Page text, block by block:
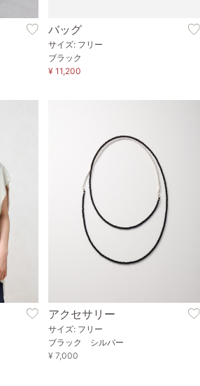
バッグ
サイズ: フリー
ブラック
¥ 11,200
アクセサリー
サイズ: フリー
ブラック シルバー
¥ 7,000